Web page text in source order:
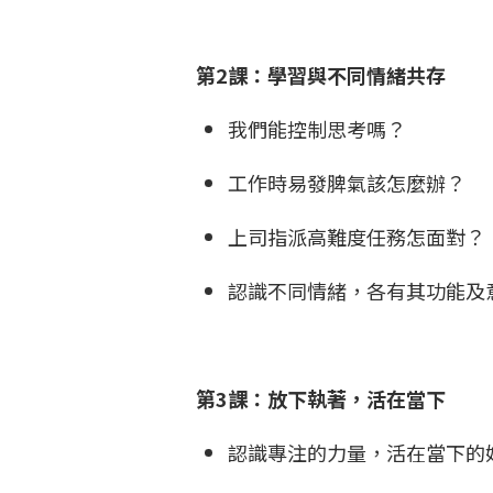
第2課：學習與不同情緒共存
我們能控制思考嗎？
工作時易發脾氣該怎麼辦？
上司指派高難度任務怎面對？
認識不同情緒，各有其功能及
第3課：放下執著，活在當下
認識專注的力量，活在當下的